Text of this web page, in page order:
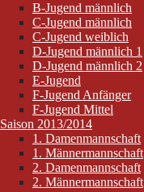
B-Jugend männlich
C-Jugend männlich
C-Jugend weiblich
D-Jugend männlich 1
D-Jugend männlich 2
E-Jugend
F-Jugend Anfänger
F-Jugend Mittel
Saison 2013/2014
1. Damenmannschaft
1. Männermannschaft
2. Damenmannschaft
2. Männermannschaft